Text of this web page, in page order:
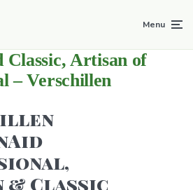
Menu
Artisan of
– Verschillen
Classic